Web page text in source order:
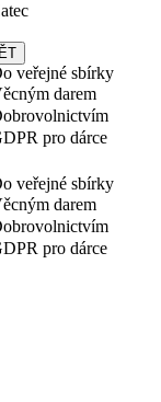
veřejné sbírky
darem
pro dárce
veřejné sbírky
darem
pro dárce